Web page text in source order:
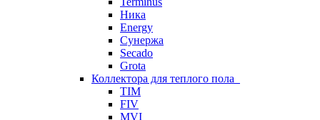
Ника
Energy
Сунержа
Secado
Grota
Коллектора для теплого пола
TIM
FIV
MVI